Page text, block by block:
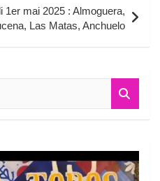
1er mai 2025 : Almoguera,
Las Matas, Anchuelo